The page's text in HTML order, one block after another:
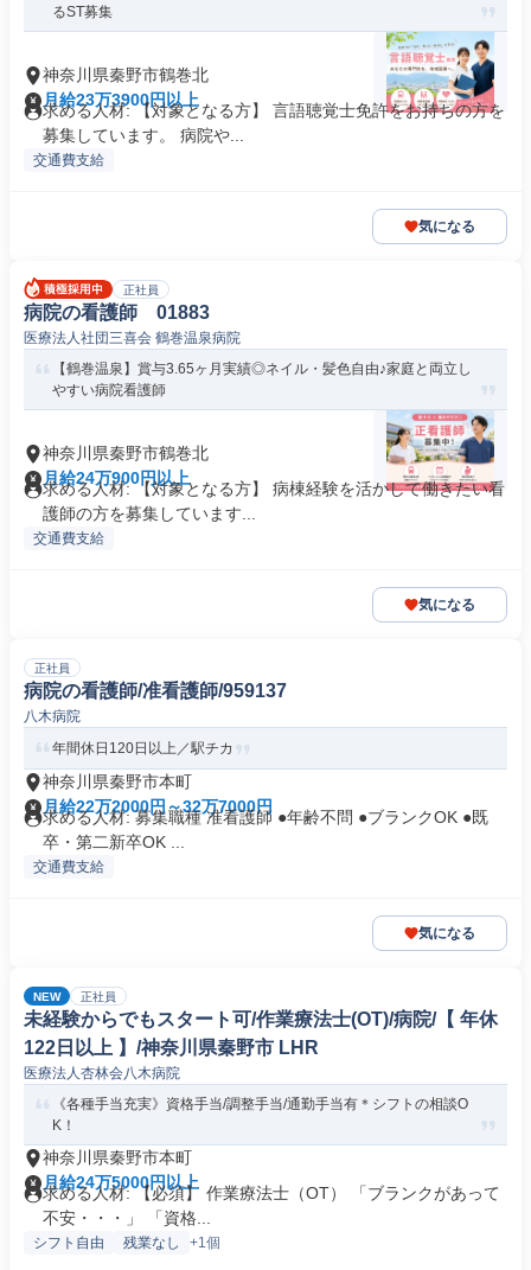
るST募集
神奈川県秦野市鶴巻北
月給23万3900円以上
求める人材: 【対象となる方】 言語聴覚士免許をお持ちの方を
募集しています。 病院や...
交通費支給
気になる
正社員
病院の看護師 01883
医療法人社団三喜会 鶴巻温泉病院
【鶴巻温泉】賞与3.65ヶ月実績◎ネイル・髪色自由♪家庭と両立し
やすい病院看護師
神奈川県秦野市鶴巻北
月給24万900円以上
求める人材: 【対象となる方】 病棟経験を活かして働きたい看
護師の方を募集しています...
交通費支給
気になる
正社員
病院の看護師/准看護師/959137
八木病院
年間休日120日以上／駅チカ
神奈川県秦野市本町
月給22万2000円～32万7000円
求める人材: 募集職種 准看護師 ●年齢不問 ●ブランクOK ●既
卒・第二新卒OK ...
交通費支給
気になる
NEW 正社員
未経験からでもスタート可/作業療法士(OT)/病院/【 年休
122日以上 】/神奈川県秦野市 LHR
医療法人杏林会八木病院
《各種手当充実》資格手当/調整手当/通勤手当有＊シフトの相談O
K！
神奈川県秦野市本町
月給24万5000円以上
求める人材: 【必須】 作業療法士（OT） 「ブランクがあって
不安・・・」 「資格...
シフト自由 残業なし +1個